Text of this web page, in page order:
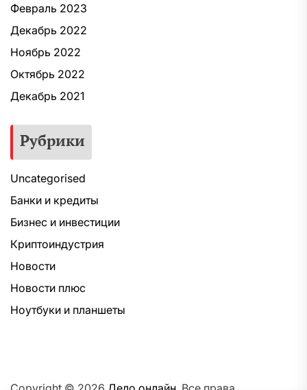
Февраль 2023
Декабрь 2022
Ноябрь 2022
Октябрь 2022
Декабрь 2021
Рубрики
Uncategorised
Банки и кредиты
Бизнес и инвестиции
Криптоиндустрия
Новости
Новости плюс
Ноутбуки и планшеты